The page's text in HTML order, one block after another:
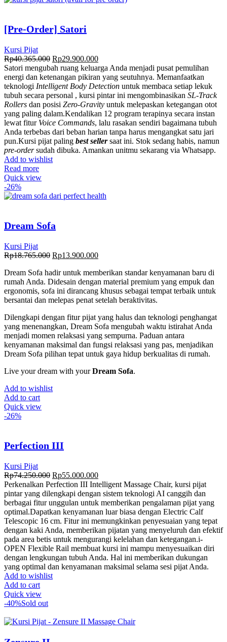
[Pre-Order] Satori
Kursi Pijat
Rp40.365.000 Rp29.900.000
Satori mengubah ruang keluarga Anda menjadi pusat pemulihan
energi dan ketenangan pikiran yang seutuhnya. Memanfaatkan
teknologi Intelligent Body Detection untuk membaca setiap lekuk
tubuh secara personal , kursi pintar ini mengombinasikan SL-Track
Rollers dan posisi Zero-Gravity untuk melepaskan ketegangan otot
yang paling dalam.Kendalikan 12 program terapinya secara instan
lewat fitur Voice Commands, lalu rasakan sendiri bagaimana tubuh
Anda terbebas dari beban harian tanpa harus mengangkat satu jari
pun.Kursi pijat paling best sellersaat ini. Stok sedang habis, namun
pre-ordersudah dibuka. Amankan unitmu sekarang via Whatsapp.
Add to wishlist
Read more
Quick view
-26%
Dream Sofa
Kursi Pijat
Rp18.765.000 Rp13.900.000
Dream Sofa hadir untuk memberikan standar kenyamanan baru di
rumah Anda. Didesain dengan material premium yang empuk dan
ergonomis, sofa ini dirancang khusus sebagai tempat terbaik untuk
bersantai dan melepas penat setelah beraktivitas.
Dilengkapi dengan fitur pijat yang halus dan teknologi penghangat
yang menenangkan, Dream Sofa mengubah waktu istirahat Anda
menjadi momen relaksasi yang sempurna. Paduan antara
kenyamanan maksimal dan fungsi relaksasi yang pas, menjadikan
Dream Sofa pilihan tepat untuk gaya hidup berkualitas di rumah.
Live your dream with yourDream Sofa.
Add to wishlist
Add to cart
Quick view
-26%
Perfection III
Kursi Pijat
Rp74.250.000 Rp55.000.000
Perkenalkan Perfection III Intelligent Massage Chair, kursi pijat
pintar yang dilengkapi dengan sistem teknologi AI canggih dan
berbagai fitur unggulan untuk memberikan pengalaman pijat yang
optimal.Dapatkan kenyamanan luar biasa dengan Electric Calf
Telescopic 16 cm. Fitur ini memungkinkan penyesuaian yang tepat
dengan kaki Anda, memberikan pijatan yang menyeluruh dan efektif
pada area betis untuk mengurangi kelelahan dan ketegangan.i-
OPEN Flexible Rail membuat kursi ini mampu menyesuaikan diri
dengan lengkungan tubuh Anda. Hal ini memberikan dukungan
yang optimal dan kenyamanan maksimal selama sesi pijat Anda.
Add to wishlist
Add to cart
Quick view
-40%Sold out